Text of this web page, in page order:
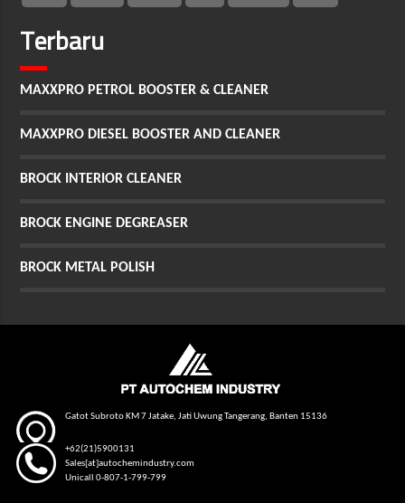
Terbaru
MAXXPRO PETROL BOOSTER & CLEANER
MAXXPRO DIESEL BOOSTER AND CLEANER
BROCK INTERIOR CLEANER
BROCK ENGINE DEGREASER
BROCK METAL POLISH
Gatot Subroto KM 7 Jatake, Jati Uwung Tangerang, Banten 15136
+62(21)5900131
Sales[at]autochemindustry.com
Unicall 0-807-1-799-799